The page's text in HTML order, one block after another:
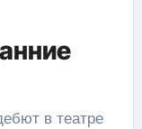
в театре